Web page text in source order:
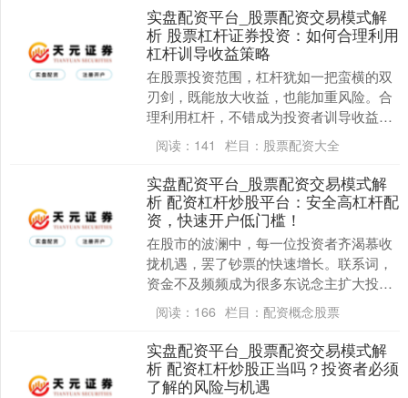
实盘配资平台_股票配资交易模式解
析 股票杠杆证券投资：如何合理利用
杠杆训导收益策略
在股票投资范围，杠杆犹如一把蛮横的双
刃剑，既能放大收益，也能加重风险。合
理利用杠杆，不错成为投资者训导收益的
有用器具；而盲目摧毁，则可能导致晦气
性成果。如安在风....
阅读： 141 栏目： 股票配资大全
实盘配资平台_股票配资交易模式解
析 配资杠杆炒股平台：安全高杠杆配
资，快速开户低门槛！
在股市的波澜中，每一位投资者齐渴慕收
拢机遇，罢了钞票的快速增长。联系词，
资金不及频频成为很多东说念主扩大投资
限制的瓶颈。此时，配资杠杆炒股平台应
时而生，以其“安....
阅读： 166 栏目： 配资概念股票
实盘配资平台_股票配资交易模式解
析 配资杠杆炒股正当吗？投资者必须
了解的风险与机遇